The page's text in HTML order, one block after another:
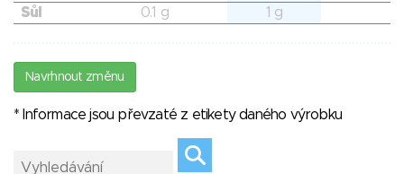
Sůl
0.1 g 1 g
Navrhnout změnu
* Informace jsou převzaté z etikety daného výrobku